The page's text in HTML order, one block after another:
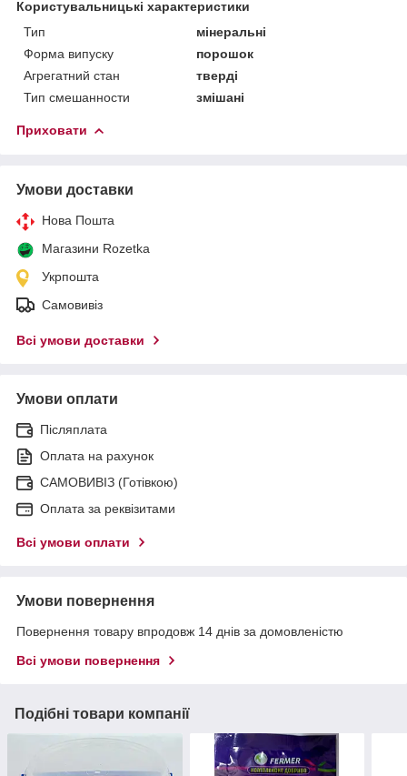
Користувальницькі характеристики
Тип
мінеральні
Форма випуску
порошок
Агрегатний стан
тверді
Тип смешанности
змішані
Приховати
Умови доставки
Нова Пошта
Магазини Rozetka
Укрпошта
Самовивіз
Всі умови доставки
Умови оплати
Післяплата
Оплата на рахунок
САМОВИВІЗ (Готівкою)
Оплата за реквізитами
Всі умови оплати
Умови повернення
Повернення товару впродовж 14 днів за домовленістю
Всі умови повернення
Подібні товари компанії